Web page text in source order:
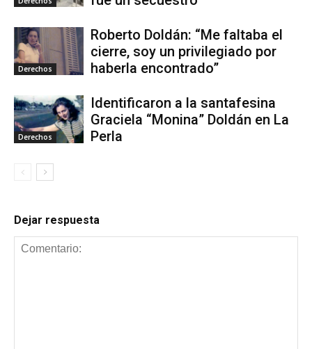
Derechos
Roberto Doldán: “Me faltaba el
cierre, soy un privilegiado por
haberla encontrado”
Derechos
Identificaron a la santafesina
Graciela “Monina” Doldán en La
Perla
Dejar respuesta